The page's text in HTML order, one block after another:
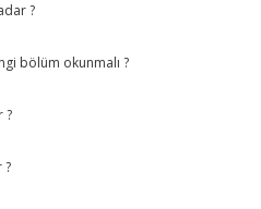
?
bölüm okunmalı ?
?
?